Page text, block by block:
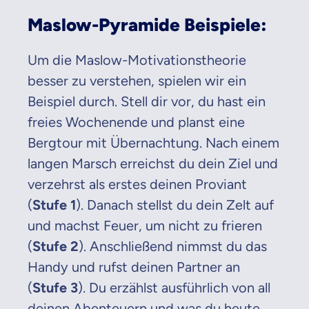
Maslow-Pyramide Beispiele:
Um die Maslow-Motivationstheorie
besser zu verstehen, spielen wir ein
Beispiel durch. Stell dir vor, du hast ein
freies Wochenende und planst eine
Bergtour mit Übernachtung. Nach einem
langen Marsch erreichst du dein Ziel und
verzehrst als erstes deinen Proviant
(Stufe 1). Danach stellst du dein Zelt auf
und machst Feuer, um nicht zu frieren
(Stufe 2). Anschließend nimmst du das
Handy und rufst deinen Partner an
(Stufe 3). Du erzählst ausführlich von all